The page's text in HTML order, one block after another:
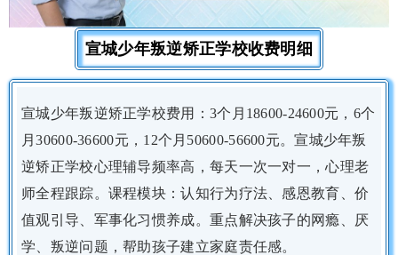
宣城少年叛逆矫正学校收费明细
宣城少年叛逆矫正学校费用：3个月18600-24600元，6个
月30600-36600元，12个月50600-56600元。宣城少年叛
逆矫正学校心理辅导频率高，每天一次一对一，心理老
师全程跟踪。课程模块：认知行为疗法、感恩教育、价
值观引导、军事化习惯养成。重点解决孩子的网瘾、厌
学、叛逆问题，帮助孩子建立家庭责任感。